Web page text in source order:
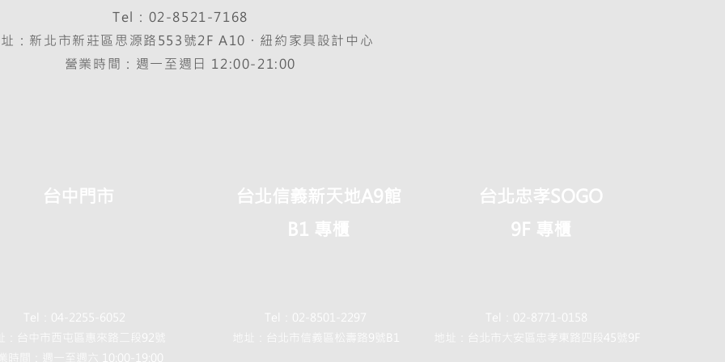
Tel：02-8521-7168
：新北市新莊區思源路553號2F A10・紐約家具設計中心
營業時間：週一至週日 12:00-21:00
台中門市
台北信義新天地A9館
B1 專櫃
​台北忠孝SOGO
9F 專櫃
Tel：04-2255-6052
：台中市西屯區惠來路二段92號
時間：週一至週六 10:00-19:00
Tel：02-8501-2297
地址：台北市信義區松壽路9號B1
Tel：02-8771-0158
地址：台北市大安區忠孝東路四段45號9F